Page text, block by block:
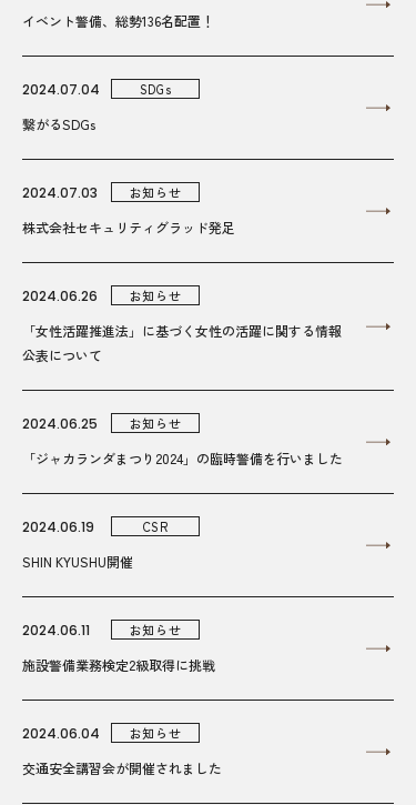
イベント警備、総勢136名配置！
2024.07.04 SDGs
繋がるSDGs
2024.07.03 お知らせ
株式会社セキュリティグラッド発足
2024.06.26 お知らせ
「女性活躍推進法」に基づく女性の活躍に関する情報
公表について
2024.06.25 お知らせ
「ジャカランダまつり2024」の臨時警備を行いました
2024.06.19 CSR
SHIN KYUSHU開催
2024.06.11 お知らせ
施設警備業務検定2級取得に挑戦
2024.06.04 お知らせ
交通安全講習会が開催されました